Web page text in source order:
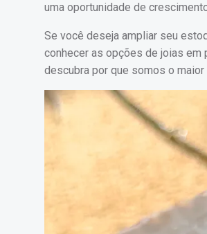
uma oportunidade de
Se você deseja ampliar seu
conhecer as opções de joias em
descubra por que somos o